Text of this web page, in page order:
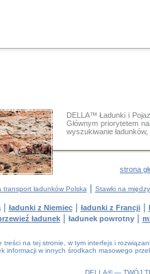
DELLA™ Ładunki i
Głównym priorytetem
wyszukiwanie
strona
transport ładunków Polska | Stawki na
| ładunki z Niemiec| ładunki z Francji|
ładunek| ładunek powrotny|
na tej stronie, w tym interfejs i
informacji w innych środkach masowego
DELLA® — TWÓJ